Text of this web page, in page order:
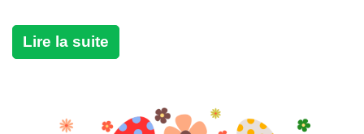
Lire la suite